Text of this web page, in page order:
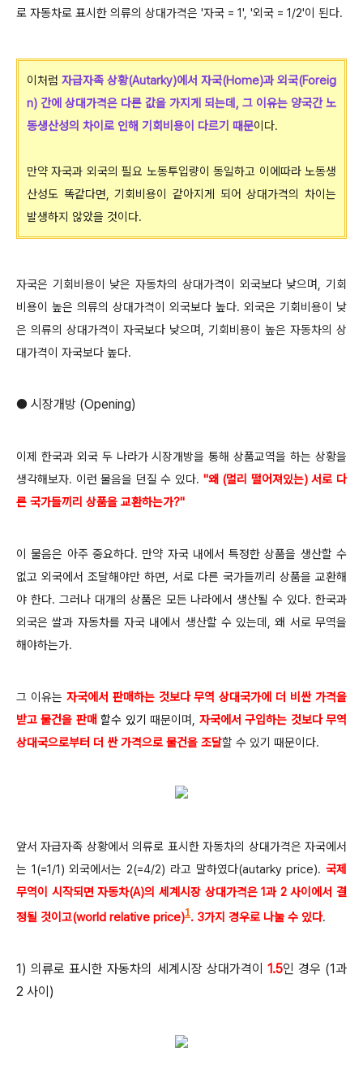
로 자동차로 표시한 의류의 상대가격은 '자국 = 1', '외국 = 1/2'이 된다.
이처럼 자급자족 상황(Autarky)에서 자국(Home)과 외국(Foreig
n) 간에 상대가격은 다른 값을 가지게 되는데, 그 이유는 양국간 노
동생산성의 차이로 인해 기회비용이 다르기 때문이다.
만약 자국과 외국의 필요 노동투입량이 동일하고 이에따라 노동생
산성도 똑같다면, 기회비용이 같아지게 되어 상대가격의 차이는
발생하지 않았을 것이다.
자국은 기회비용이 낮은 자동차의 상대가격이 외국보다 낮으며, 기회
비용이 높은 의류의 상대가격이 외국보다 높다. 외국은 기회비용이 낮
은 의류의 상대가격이 자국보다 낮으며, 기회비용이 높은 자동차의 상
대가격이 자국보다 높다.
● 시장개방 (Opening)
이제 한국과 외국 두 나라가 시장개방을 통해 상품교역을 하는 상황을
생각해보자. 이런 물음을 던질 수 있다. "왜 (멀리 떨어져있는) 서로 다
른 국가들끼리 상품을 교환하는가?"
이 물음은 아주 중요하다. 만약 자국 내에서 특정한 상품을 생산할 수
없고 외국에서 조달해야만 하면, 서로 다른 국가들끼리 상품을 교환해
야 한다. 그러나 대개의 상품은 모든 나라에서 생산될 수 있다. 한국과
외국은 쌀과 자동차를 자국 내에서 생산할 수 있는데, 왜 서로 무역을
해야하는가.
그 이유는 자국에서 판매하는 것보다 무역 상대국가에 더 비싼 가격을
받고 물건을 판매할수 있기 때문이며, 자국에서 구입하는 것보다 무역
상대국으로부터 더 싼 가격으로 물건을 조달할 수 있기 때문이다.
앞서 자급자족 상황에서 의류로 표시한 자동차의 상대가격은 자국에서
는 1(=1/1) 외국에서는 2(=4/2) 라고 말하였다(autarky price). 국제
무역이 시작되면 자동차(A)의 세계시장 상대가격은 1과 2 사이에서 결
정될 것이고(world relative price)1. 3가지 경우로 나눌 수 있다.
1) 의류로 표시한 자동차의 세계시장 상대가격이 1.5인 경우 (1과
2 사이)